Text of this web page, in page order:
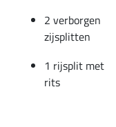
2 verborgen
zijsplitten
1 rijsplit met
rits